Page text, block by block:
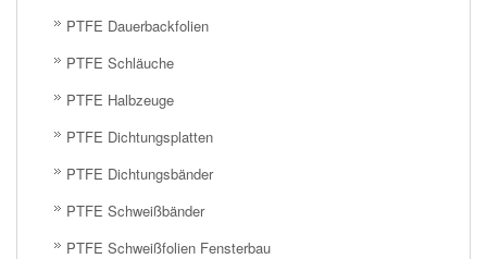
PTFE Dauerbackfolien
PTFE Schläuche
PTFE Halbzeuge
PTFE Dichtungsplatten
PTFE Dichtungsbänder
PTFE Schweißbänder
PTFE Schweißfolien Fensterbau